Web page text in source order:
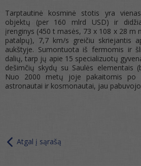
Tarptautinė kosminė stotis yra
objektų (per 160 mlrd USD) ir
įrenginys (450 t masės, 73 x 108 x 28 m
patalpų), 7,7 km/s greičiu skriejantis
aukštyje. Sumontuota iš fermomis ir
dalių, tarp jų apie 15 specializuotų
dešimčių skydų su Saulės elementais
Nuo 2000 metų joje pakaitomis po
astronautai ir kosmonautai, jau
Atgal į sąrašą